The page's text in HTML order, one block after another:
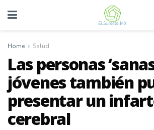
Home Salud
Las personas
jóvenes también
presentar un
cerebral